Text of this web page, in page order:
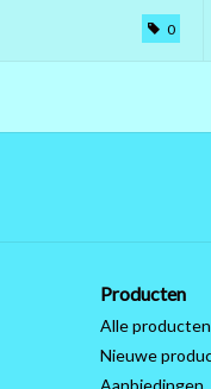
0
Producten
Alle producten
Nieuwe
Aanbiedingen